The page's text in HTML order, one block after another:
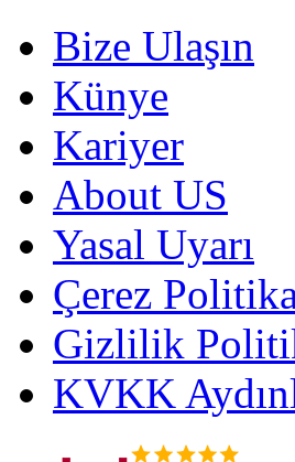
Bize Ulaşın
Künye
Kariyer
About US
Yasal Uyarı
Çerez
Gizlilik
KVKK